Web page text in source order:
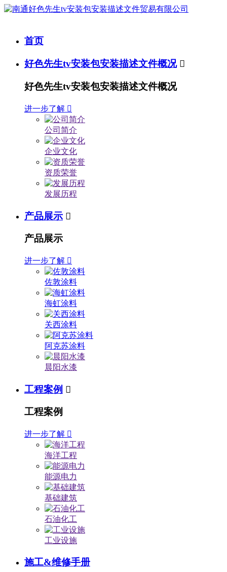
首页
好色先生tv安装包安装描述文件概况 
好色先生tv安装包安装描述文件概况
进一步了解 
公司简介
企业文化
资质荣誉
发展历程
产品展示 
产品展示
进一步了解 
佐敦涂料
海虹涂料
关西涂料
阿克苏涂料
晨阳水漆
工程案例 
工程案例
进一步了解 
海洋工程
能源电力
基础建筑
石油化工
工业设施
施工&维修手册